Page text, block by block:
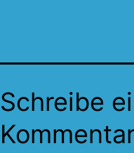
Schreibe